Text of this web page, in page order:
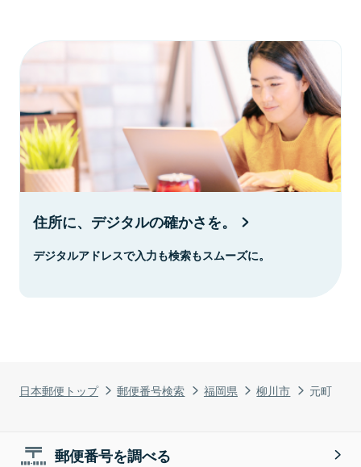
日本郵便トップ 郵便番号検索 福岡県 柳川市 元町
住所に、デジタルの確かさを。
デジタルアドレスで入力も検索もスムーズに。
郵便番号を調べる